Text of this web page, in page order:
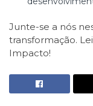
Junte-se a nós
transformação.
Impacto!